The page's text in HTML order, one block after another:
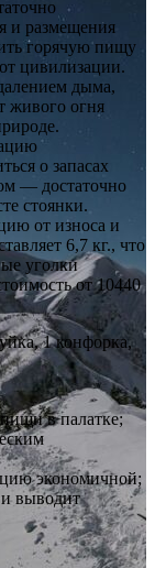
и размещения
горячую пищу
цивилизации.
дыма,
живого огня
о запасах
— достаточно
стоянки.
от износа и
6,7 кг., что
уголки
от 10440
1 конфорка,
в палатке;
экономичной;
выводит